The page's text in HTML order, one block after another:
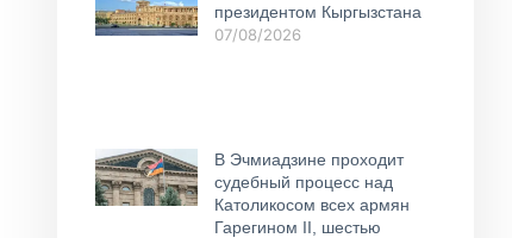
президентом Кыргызстана
07/08/2026
В Эчмиадзине проходит
судебный процесс над
Католикосом всех армян
Гарегином II, шестью